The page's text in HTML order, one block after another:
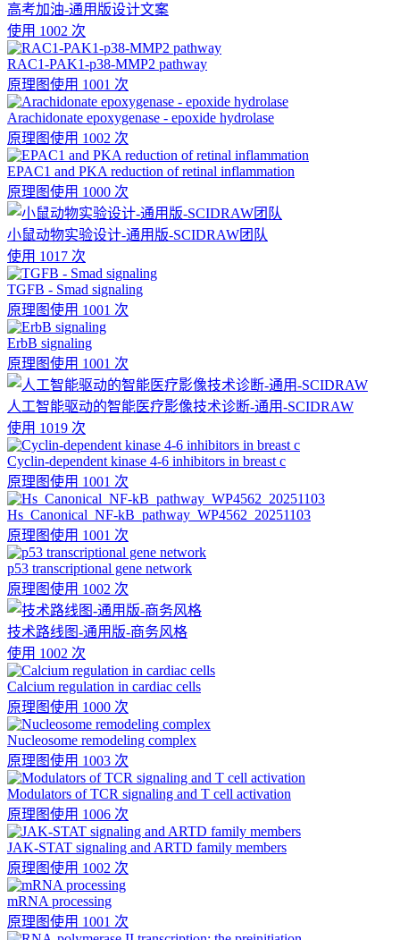
高考加油-通用版设计文案
使用 1002 次
RAC1-PAK1-p38-MMP2 pathway
原理图使用 1001 次
Arachidonate epoxygenase - epoxide hydrolase
原理图使用 1002 次
EPAC1 and PKA reduction of retinal inflammation
原理图使用 1000 次
小鼠动物实验设计-通用版-SCIDRAW团队
使用 1017 次
TGFB - Smad signaling
原理图使用 1001 次
ErbB signaling
原理图使用 1001 次
人工智能驱动的智能医疗影像技术诊断-通用-SCIDRAW
使用 1019 次
Cyclin-dependent kinase 4-6 inhibitors in breast c
原理图使用 1001 次
Hs_Canonical_NF-kB_pathway_WP4562_20251103
原理图使用 1001 次
p53 transcriptional gene network
原理图使用 1002 次
技术路线图-通用版-商务风格
使用 1002 次
Calcium regulation in cardiac cells
原理图使用 1000 次
Nucleosome remodeling complex
原理图使用 1003 次
Modulators of TCR signaling and T cell activation
原理图使用 1006 次
JAK-STAT signaling and ARTD family members
原理图使用 1002 次
mRNA processing
原理图使用 1001 次